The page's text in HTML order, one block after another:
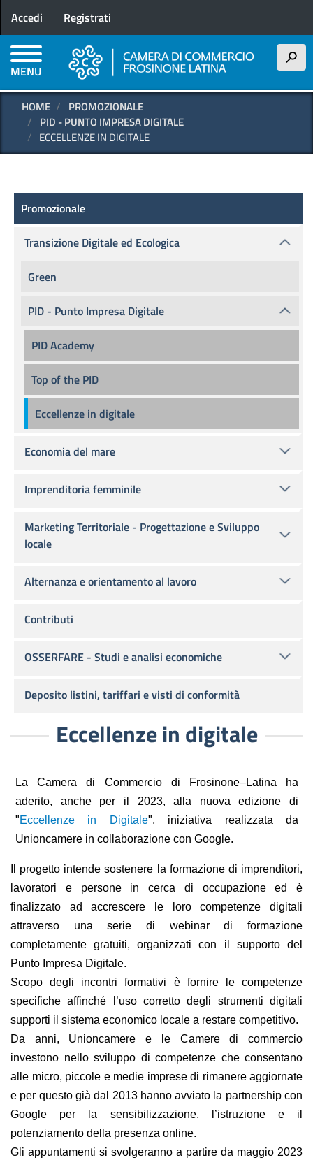
principale
Menu profilo utente
Accedi Registrati
MENU
h
HOME
PROMOZIONALE
PID - PUNTO IMPRESA DIGITALE
ECCELLENZE IN DIGITALE
Eccellenze in digitale
La Camera di Commercio di Frosinone–Latina ha
aderito, anche per il 2023, alla nuova edizione di
"Eccellenze in Digitale", iniziativa realizzata da
Unioncamere in collaborazione con Google.
Il progetto intende sostenere la formazione di imprenditori,
lavoratori e persone in cerca di occupazione ed è
finalizzato ad accrescere le loro competenze digitali
attraverso una serie di webinar di formazione
completamente gratuiti, organizzati con il supporto del
Punto Impresa Digitale.
Scopo degli incontri formativi è fornire le competenze
specifiche affinché l’uso corretto degli strumenti digitali
supporti il sistema economico locale a restare competitivo.
Da anni, Unioncamere e le Camere di commercio
investono nello sviluppo di competenze che consentano
alle micro, piccole e medie imprese di rimanere aggiornate
e per questo già dal 2013 hanno avviato la partnership con
Google per la sensibilizzazione, l’istruzione e il
potenziamento della presenza online.
Gli appuntamenti si svolgeranno a partire da maggio 2023
Promozionale
Promozionale
Transizione Digitale ed Ecologica
Green
PID - Punto Impresa Digitale
PID Academy
Top of the PID
Eccellenze in digitale
Economia del mare
Imprenditoria femminile
Marketing Territoriale - Progettazione e Sviluppo
locale
Alternanza e orientamento al lavoro
Contributi
OSSERFARE - Studi e analisi economiche
Deposito listini, tariffari e visti di conformità